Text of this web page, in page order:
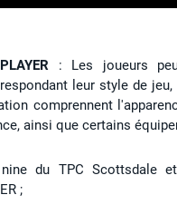
: Les joueurs
leur style de jeu,
comprennent
ainsi que certains
du TPC Scottsdale
;